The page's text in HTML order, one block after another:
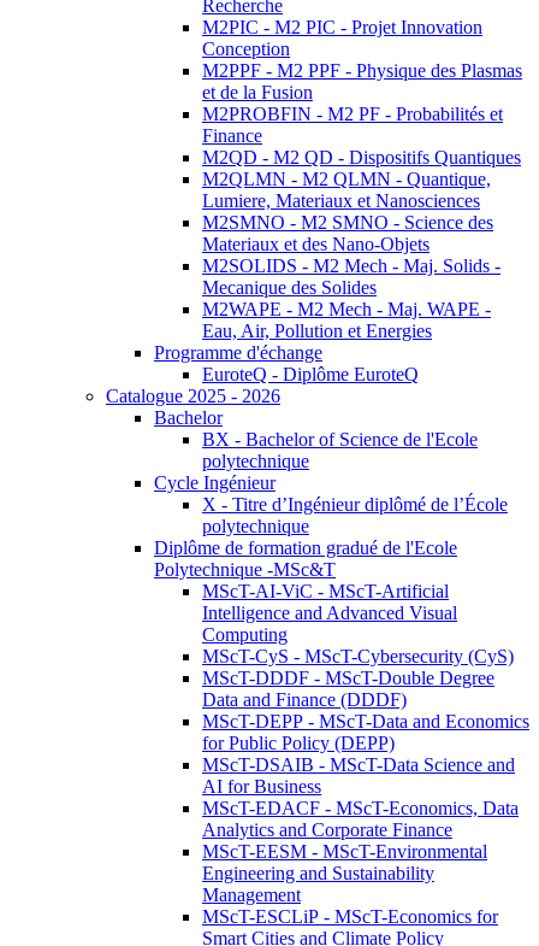
Recherche
M2PIC - M2 PIC - Projet Innovation
Conception
M2PPF - M2 PPF - Physique des Plasmas
et de la Fusion
M2PROBFIN - M2 PF - Probabilités et
Finance
M2QD - M2 QD - Dispositifs Quantiques
M2QLMN - M2 QLMN - Quantique,
Lumiere, Materiaux et Nanosciences
M2SMNO - M2 SMNO - Science des
Materiaux et des Nano-Objets
M2SOLIDS - M2 Mech - Maj. Solids -
Mecanique des Solides
M2WAPE - M2 Mech - Maj. WAPE -
Eau, Air, Pollution et Energies
Programme d'échange
EuroteQ - Diplôme EuroteQ
Catalogue 2025 - 2026
Bachelor
BX - Bachelor of Science de l'Ecole
polytechnique
Cycle Ingénieur
X - Titre d’Ingénieur diplômé de l’École
polytechnique
Diplôme de formation gradué de l'Ecole
Polytechnique -MSc&T
MScT-AI-ViC - MScT-Artificial
Intelligence and Advanced Visual
Computing
MScT-CyS - MScT-Cybersecurity (CyS)
MScT-DDDF - MScT-Double Degree
Data and Finance (DDDF)
MScT-DEPP - MScT-Data and Economics
for Public Policy (DEPP)
MScT-DSAIB - MScT-Data Science and
AI for Business
MScT-EDACF - MScT-Economics, Data
Analytics and Corporate Finance
MScT-EESM - MScT-Environmental
Engineering and Sustainability
Management
MScT-ESCLiP - MScT-Economics for
Smart Cities and Climate Policy